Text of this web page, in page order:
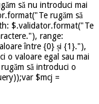
să nu introduci mai
rugăm să
$.validator.format("Te
range:
între {0} și {1}."),
o valoare egal sau mai
să introduci o
$mcj =